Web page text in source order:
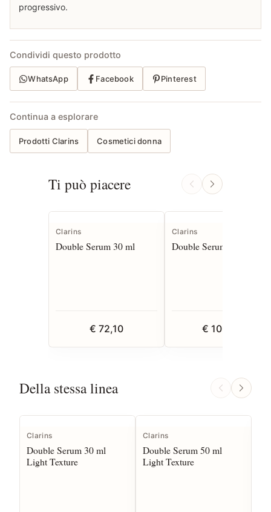
progressivo.
Condividi questo prodotto
WhatsApp Facebook Pinterest
Continua a esplorare
Prodotti Clarins Cosmetici donna
Ti può piacere
Clarins
Double Serum 30 ml
€ 72,10
Clarins
Double Serum 50 ml
€ 102,90
Della stessa linea
Clarins
Double Serum 30 ml
Light Texture
Clarins
Double Serum 50 ml
Light Texture